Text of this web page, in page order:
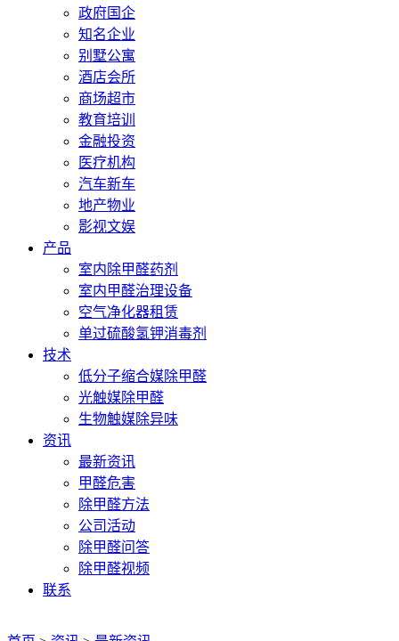
政府国企
知名企业
别墅公寓
酒店会所
商场超市
教育培训
金融投资
医疗机构
汽车新车
地产物业
影视文娱
产品
室内除甲醛药剂
室内甲醛治理设备
空气净化器租赁
单过硫酸氢钾消毒剂
技术
低分子缩合媒除甲醛
光触媒除甲醛
生物触媒除异味
资讯
最新资讯
甲醛危害
除甲醛方法
公司活动
除甲醛问答
除甲醛视频
联系